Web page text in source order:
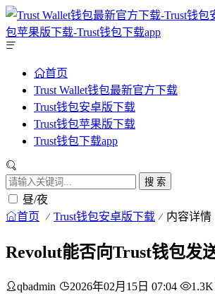
首页
Trust Wallet钱包最新官方下载
Trust钱包安卓版下载
Trust钱包苹果版下载
Trust钱包下载app
搜 索
昼/夜
首页 Trust钱包安卓版下载 内容详情
Revolut能否向Trust钱包发
qbadmin 2026年02月15日 07:04 1.3K